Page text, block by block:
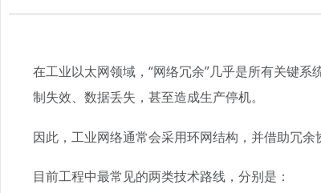
在工业以太网领域，“网络冗余”几乎是所有关键
制失效、数据丢失，甚至造成生产停机。
因此，工业网络通常会采用环网结构，并借助冗余
目前工程中最常见的两类技术路线，分别是：